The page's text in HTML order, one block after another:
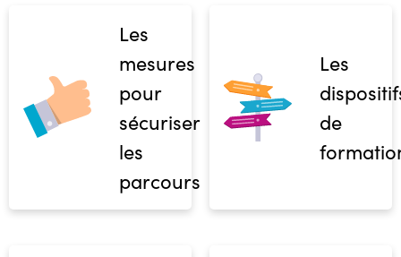
Les
mesures
pour
sécuriser
les
parcours
Les
de